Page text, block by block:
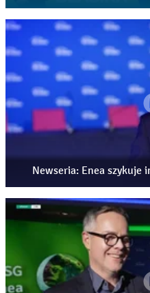
magazynów energii; rola
nowych modeli zużycia
inwestycje Enei – 9 mld zł
gazowych i transformację
energetyki, automatyzacja,
przyszłość zarządzania
rynek właściwie wycenia
spojrzenie na przyszłość,
akcjonariusze mogą liczyć
kolejnych latach, 17:29 –
kopalni, konkurencyjność i
Enea, 21:29 – czy Polska
węglu, dyskusja o
transformacji i
jak inwestorzy patrzą na
rynek docenia skalę
perspektywy Enei na 2026
Newseria: Enea szykuje